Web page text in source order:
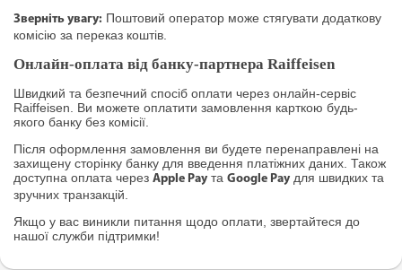
Зверніть увагу: Поштовий оператор може стягувати додаткову
комісію за переказ коштів.
Онлайн-оплата від банку-партнера Raiffeisen
Швидкий та безпечний спосіб оплати через онлайн-сервіс
Raiffeisen. Ви можете оплатити замовлення карткою будь-
якого банку без комісії.
Після оформлення замовлення ви будете перенаправлені на
захищену сторінку банку для введення платіжних даних. Також
доступна оплата через Apple Pay та Google Pay для швидких та
зручних транзакцій.
Якщо у вас виникли питання щодо оплати, звертайтеся до
нашої служби підтримки!